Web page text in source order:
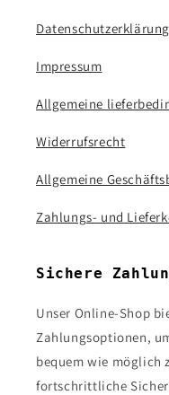
Datenschutzerklärung
Impressum
Allgemeine
Widerrufsrecht
Allgemeine
Zahlungs- und
Sichere
Unser Online-Shop
Zahlungsoptionen,
bequem wie möglich
fortschrittliche